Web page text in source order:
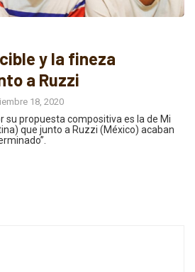
y la fineza
a Ruzzi
18, 2020
su propuesta compositiva es la de Mi
que junto a Ruzzi (México) acaban